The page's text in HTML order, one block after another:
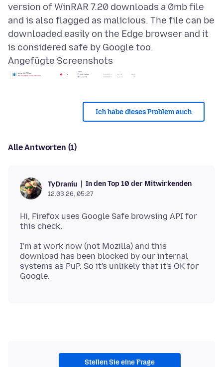
version of WinRAR 7.20 downloads a 0mb file
and is also flagged as malicious. The file can be
downloaded easily on the Edge browser and it
Angefügte Screenshots
Ich habe dieses Problem auch
Alle Antworten (1)
TyDraniu In den Top 10 der Mitwirkenden
12.03.26, 05:27
Hi, Firefox uses Google Safe browsing API for
I'm at work now (not Mozilla) and this
download has been blocked by our internal
systems as PuP. So it's unlikely that it's OK for
Stellen Sie eine Frage